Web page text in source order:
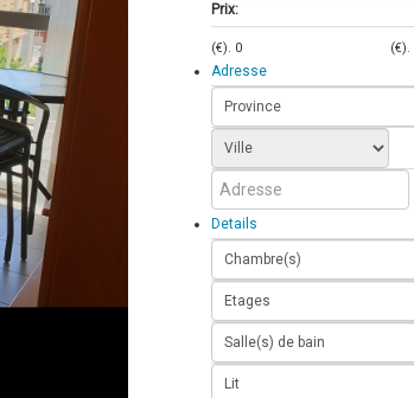
Prix:
(€). 0 (€).
Adresse
Details